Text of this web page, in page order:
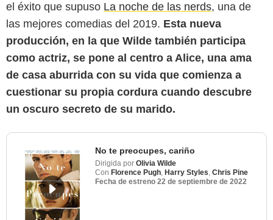
el éxito que supuso La noche de las nerds, una de
las mejores comedias del 2019. Esta nueva
producción, en la que Wilde también participa
como actriz, se pone al centro a Alice, una ama
de casa aburrida con su vida que comienza a
cuestionar su propia cordura cuando descubre
un oscuro secreto de su marido.
No te preocupes, cariño
Dirigida por Olivia Wilde
Con Florence Pugh, Harry Styles, Chris Pine
Fecha de estreno 22 de septiembre de 2022